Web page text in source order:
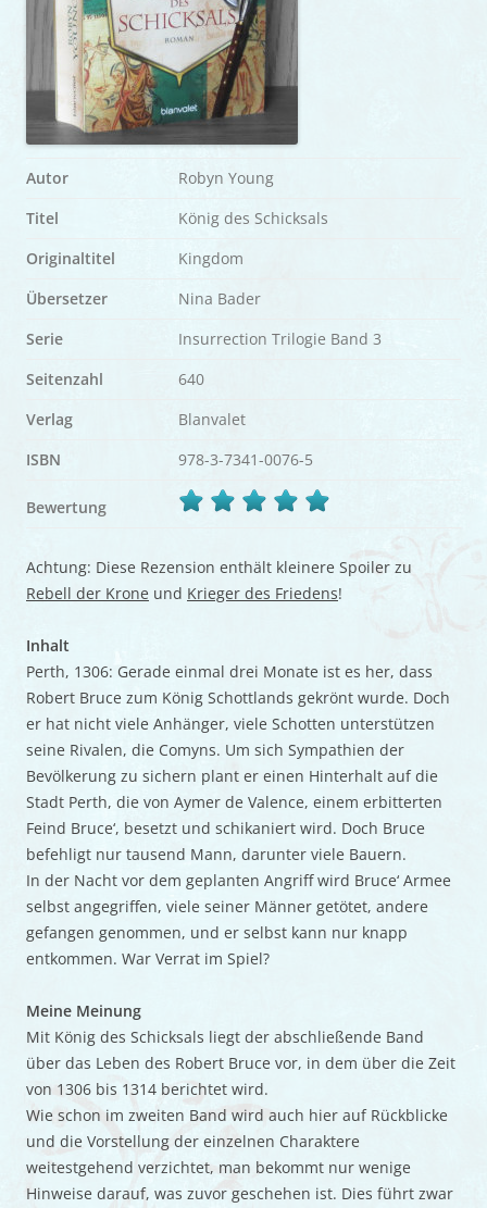
Autor
Robyn Young
Titel
König des Schicksals
Originaltitel
Kingdom
Übersetzer
Nina Bader
Serie
Insurrection Trilogie Band 3
Seitenzahl
640
Verlag
Blanvalet
ISBN
978-3-7341-0076-5
Bewertung
Achtung: Diese Rezension enthält kleinere Spoiler zu
Rebell der Krone und Krieger des Friedens!
Inhalt
Perth, 1306: Gerade einmal drei Monate ist es her, dass
Robert Bruce zum König Schottlands gekrönt wurde. Doch
er hat nicht viele Anhänger, viele Schotten unterstützen
seine Rivalen, die Comyns. Um sich Sympathien der
Bevölkerung zu sichern plant er einen Hinterhalt auf die
Stadt Perth, die von Aymer de Valence, einem erbitterten
Feind Bruce‘, besetzt und schikaniert wird. Doch Bruce
befehligt nur tausend Mann, darunter viele Bauern.
In der Nacht vor dem geplanten Angriff wird Bruce‘ Armee
selbst angegriffen, viele seiner Männer getötet, andere
gefangen genommen, und er selbst kann nur knapp
entkommen. War Verrat im Spiel?
Meine Meinung
Mit König des Schicksals liegt der abschließende Band
über das Leben des Robert Bruce vor, in dem über die Zeit
von 1306 bis 1314 berichtet wird.
Wie schon im zweiten Band wird auch hier auf Rückblicke
und die Vorstellung der einzelnen Charaktere
weitestgehend verzichtet, man bekommt nur wenige
Hinweise darauf, was zuvor geschehen ist. Dies führt zwar